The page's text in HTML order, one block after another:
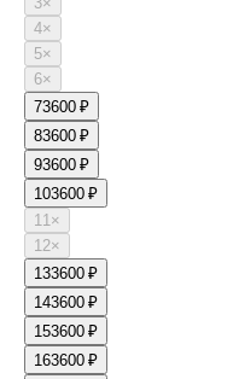
4×
5×
6×
73600 ₽
83600 ₽
93600 ₽
103600 ₽
11×
12×
133600 ₽
143600 ₽
153600 ₽
163600 ₽